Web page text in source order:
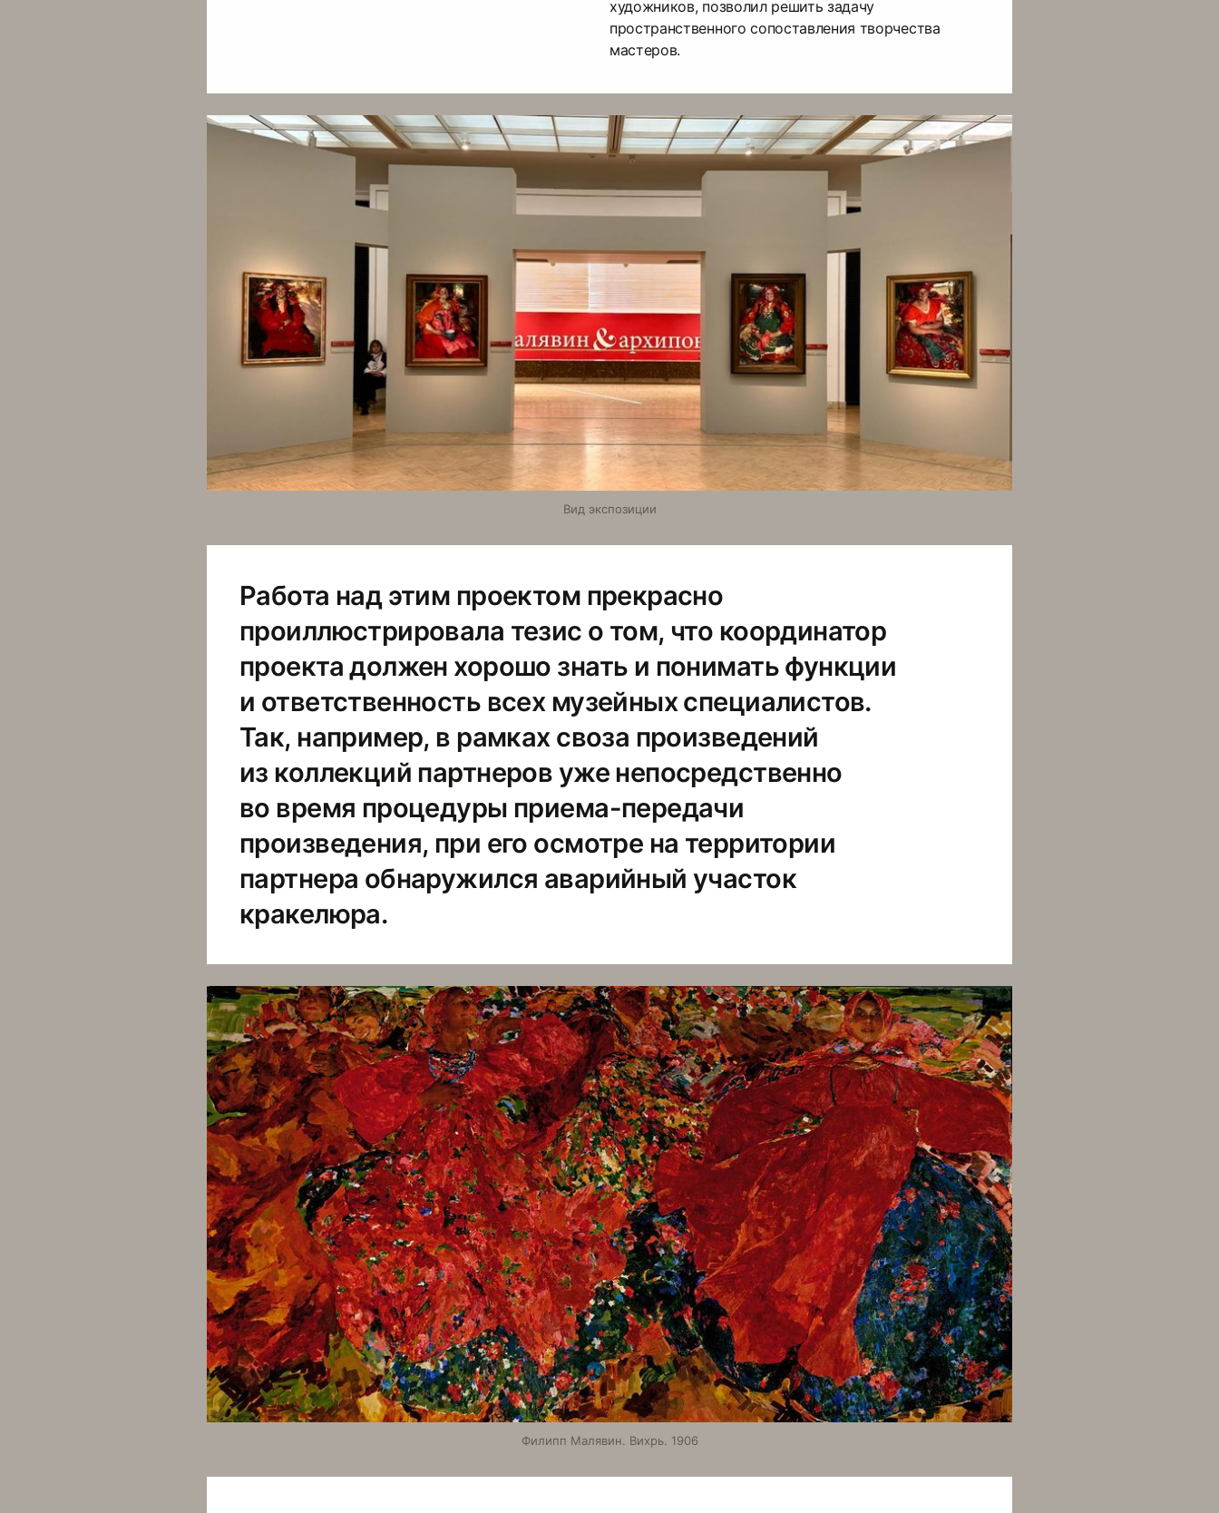
художников, позволил решить задачу
пространственного сопоставления творчества
мастеров.
Вид экспозиции
Работа над этим проектом прекрасно
проиллюстрировала тезис о том, что координатор
проекта должен хорошо знать и понимать функции
и ответственность всех музейных специалистов.
Так, например, в рамках своза произведений
из коллекций партнеров уже непосредственно
во время процедуры приема-передачи
произведения, при его осмотре на территории
партнера обнаружился аварийный участок
кракелюра.
Филипп Малявин. Вихрь. 1906